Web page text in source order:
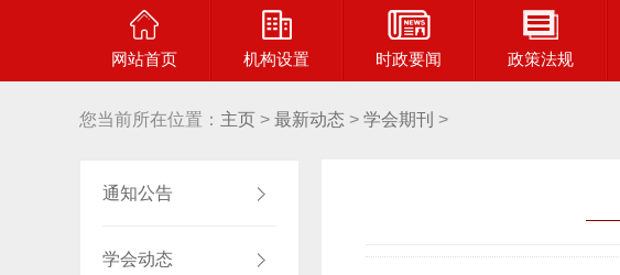
网站首页 机构设置 时政要闻 政策法规
您当前所在位置： 主页 > 最新动态 > 学会期刊 >
通知公告
学会动态